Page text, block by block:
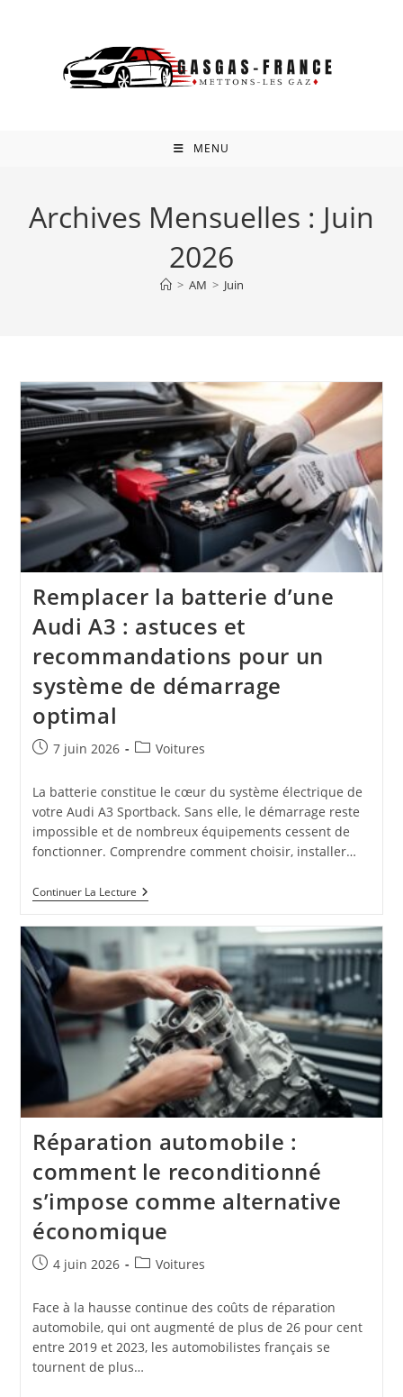
MENU
Archives Mensuelles : Juin
2026
> AM > Juin
Remplacer la batterie d’une
Audi A3 : astuces et
recommandations pour un
système de démarrage
optimal
Publication
7 juin 2026
PostVoitures
La batterie constitue le cœur du système électrique de
votre Audi A3 Sportback. Sans elle, le démarrage reste
impossible et de nombreux équipements cessent de
fonctionner. Comprendre comment choisir, installer…
Continuer La LectureRemplacer
La
D’une
:
Astuces
Et
Recommandations
Pour
Un
Système
De
Démarrage
Optimal
Réparation automobile :
comment le reconditionné
s’impose comme alternative
économique
Publication
4 juin 2026
PostVoitures
Face à la hausse continue des coûts de réparation
automobile, qui ont augmenté de plus de 26 pour cent
entre 2019 et 2023, les automobilistes français se
tournent de plus…